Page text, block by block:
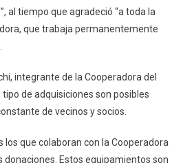
al tiempo que agradeció “a toda la
que trabaja permanentemente
integrante de la Cooperadora del
de adquisiciones son posibles
de vecinos y socios.
los que colaboran con la Cooperadora
Estos equipamientos son